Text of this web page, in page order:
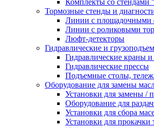
Комплекты со стендами
Тормозные стенды и
Линии с площадочными
Линии с роликовыми
Люфт-детекторы
Гидравлические и
Гидравлические краны и
Гидравлические прессы
Подъемные столы,
Оборудование для замены
Установки для замены /
Оборудование для
Установки для сбора
Установки для